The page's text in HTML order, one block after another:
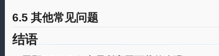
6.5 其他常见问题
结语